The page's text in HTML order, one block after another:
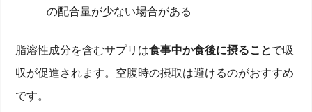
の配合量が少ない場合がある
脂溶性成分を含むサプリは食事中か食後に摂ることで吸
収が促進されます。空腹時の摂取は避けるのがおすすめ
です。